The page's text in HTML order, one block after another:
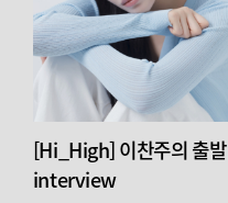
[Hi_High] 이찬주의 출발
interview